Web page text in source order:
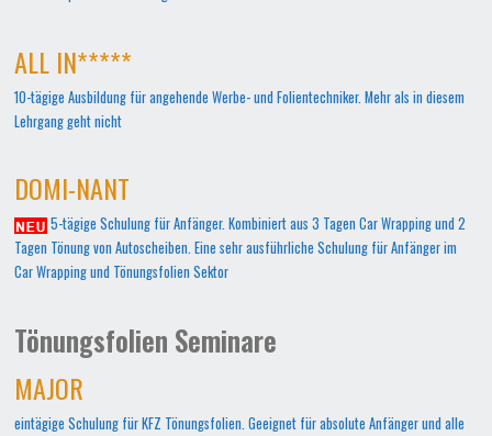
ALL IN*****
10-tägige Ausbildung für angehende Werbe- und Folientechniker. Mehr als in diesem
Lehrgang geht nicht
DOMI-NANT
5-tägige Schulung für Anfänger. Kombiniert aus 3 Tagen Car Wrapping und 2
Tagen Tönung von Autoscheiben. Eine sehr ausführliche Schulung für Anfänger im
Car Wrapping und Tönungsfolien Sektor
Tönungsfolien Seminare
MAJOR
eintägige Schulung für KFZ Tönungsfolien. Geeignet für absolute Anfänger und alle